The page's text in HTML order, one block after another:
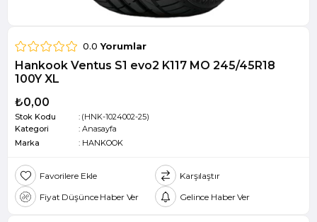
0.0 Yorumlar
Hankook Ventus S1 evo2 K117 MO 245/45R18
100Y XL
₺0,00
Stok Kodu
(HNK-1024002-25)
Kategori
: Anasayfa
Marka
: HANKOOK
Favorilere Ekle
Karşılaştır
Fiyat Düşünce Haber Ver
Gelince Haber Ver